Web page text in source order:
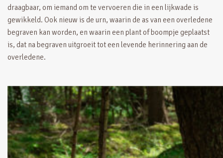
draagbaar, om iemand om te vervoeren die in een lijkwade is
gewikkeld. Ook nieuw is de urn, waarin de as van een overledene
begraven kan worden, en waarin een plant of boompje geplaatst
is, dat na begraven uitgroeit tot een levende herinnering aan de
overledene.